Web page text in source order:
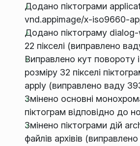
Додано піктограми
vnd.appimage/x-iso9660-
Додано піктограму
22 пікселі (виправлено
Виправлено кут повороту
розміру 32 пікселі
apply (виправлено ваду
Змінено основні
піктограм відповідно до
Змінено піктограми дій
файлів архівів